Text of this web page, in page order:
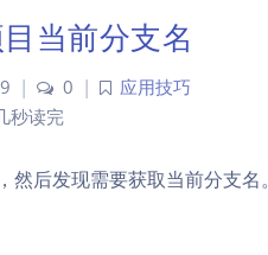
当前分支名
| 0 |
应用技巧
秒读完
后发现需要获取当前分支名。